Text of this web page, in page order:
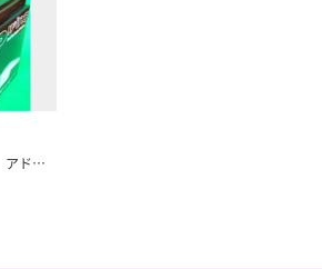
北海道拓殖バス UDトラックス７E アドウィング社（レジン製）